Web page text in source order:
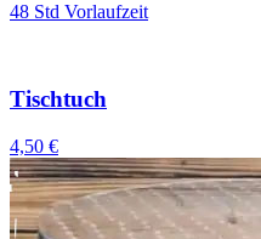
48 Std Vorlaufzeit
Tischtuch
4,50 €